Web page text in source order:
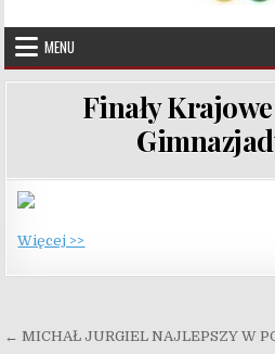
UKS Hubal Białystok
MENU
Finały
Więcej >>
← MICHAŁ JURGIEL NAJLEPSZY W